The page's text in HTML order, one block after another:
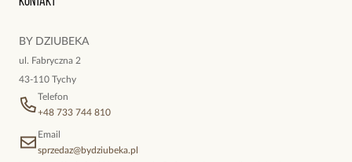
BY DZIUBEKA
ul. Fabryczna 2
43-110 Tychy
Telefon
+48 733 744 810
Email
sprzedaz@bydziubeka.pl